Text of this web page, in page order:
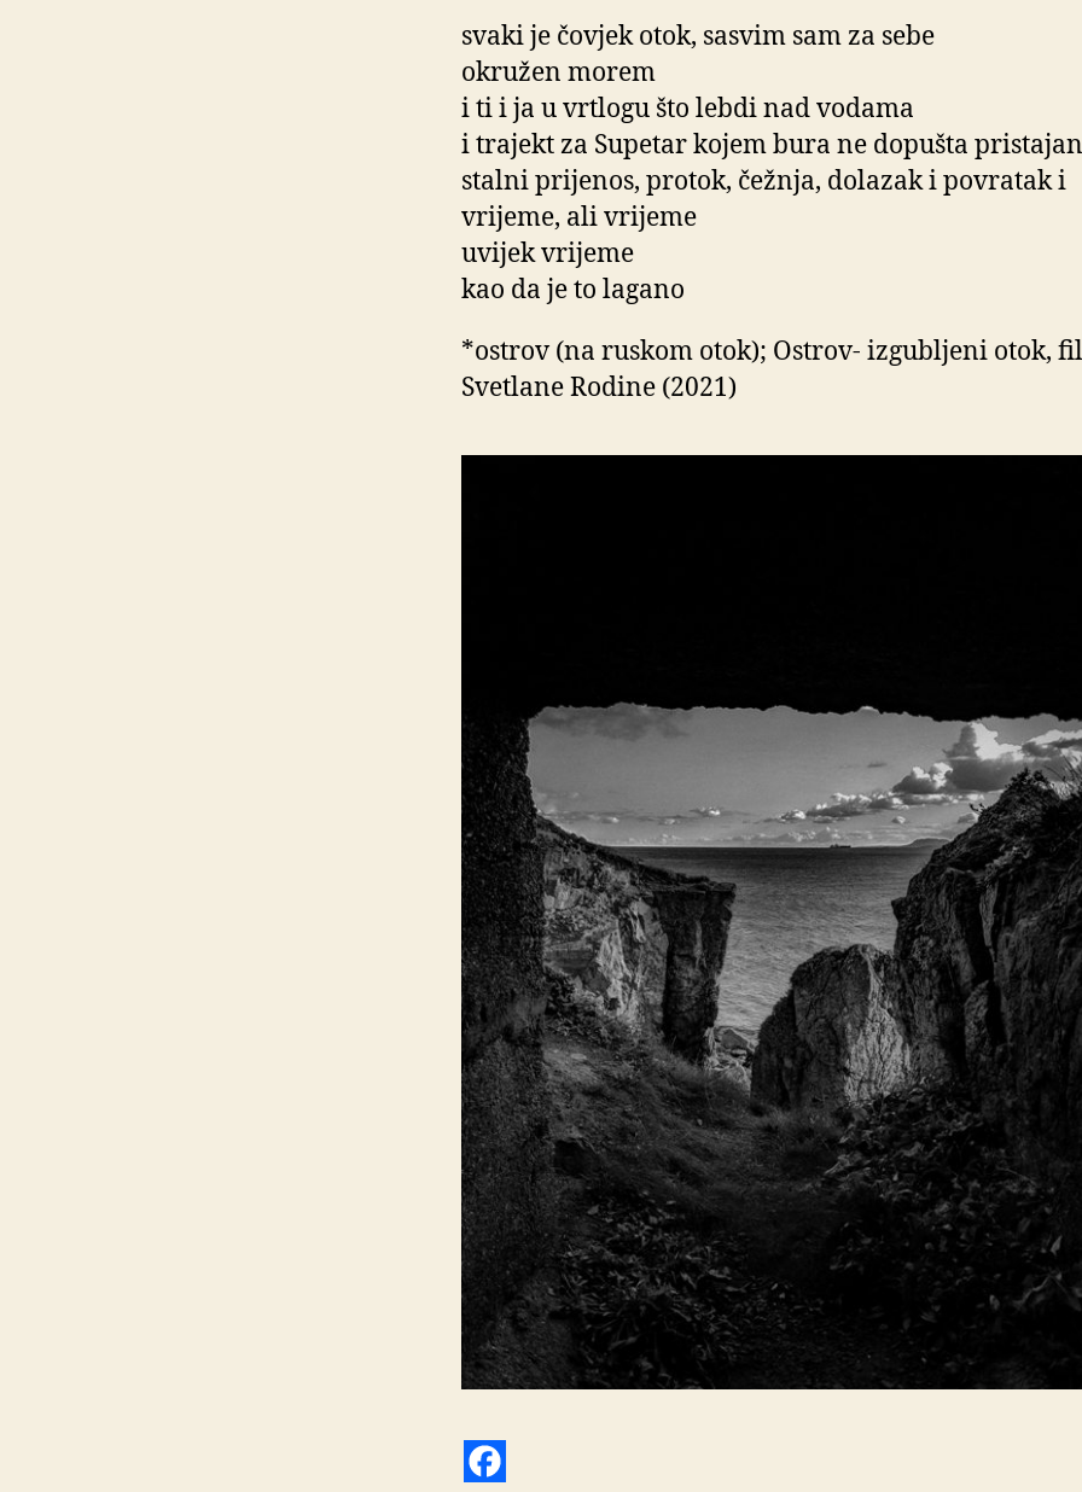
svaki je čovjek otok, sasvim sam za sebe
okružen morem
i ti i ja u vrtlogu što lebdi nad vodama
i trajekt za Supetar kojem bura ne dopušta
stalni prijenos, protok, čežnja, dolazak i povratak i
vrijeme, ali vrijeme
uvijek vrijeme
kao da je to lagano
*ostrov (na ruskom otok); Ostrov- izgubljeni otok,
Svetlane Rodine (2021)